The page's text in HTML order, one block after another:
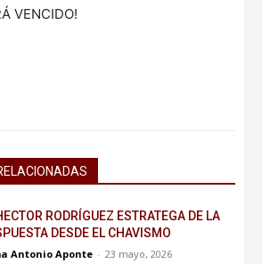
VENCIDO!
RODRÍGUEZ ESTRATEGA DE LA
DESDE EL CHAVISMO
Antonio Aponte - 23 mayo, 2026